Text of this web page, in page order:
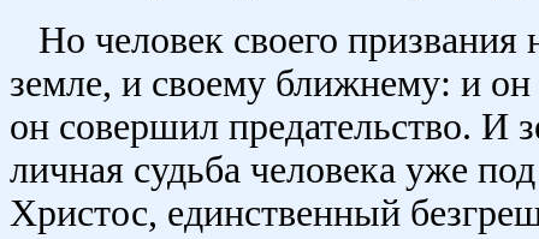
Но человек своего
земле, и своему ближнему: и
он совершил предательство. И
личная судьба человека уже
Христос, единственный